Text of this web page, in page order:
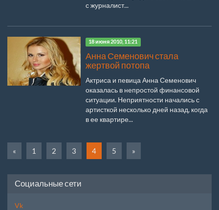
с журналист...
18 июня 2010, 11:21
Анна Семенович стала
жертвой потопа
Актриса и певица Анна Семенович
оказалась в непростой финансовой
ситуации. Неприятности начались с
артисткой несколько дней назад, когда
в ее квартире...
« 1 2 3 4 5 »
Социальные сети
Vk